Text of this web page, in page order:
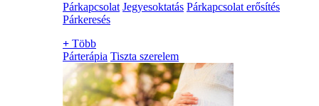
Párkapcsolat Jegyesoktatás Párkapcsolat erősítés
Párkeresés
+ Több
Párterápia Tiszta szerelem